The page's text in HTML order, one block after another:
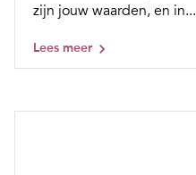
zijn jouw waarden, en in...
Lees meer